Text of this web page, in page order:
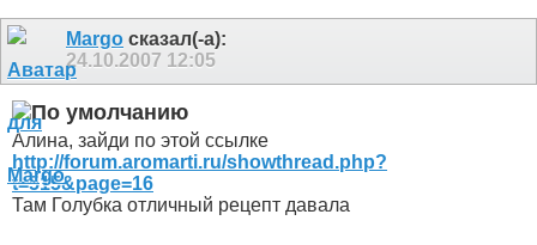
Margo сказал(-а):
24.10.2007 12:05
Алина, зайди по этой ссылке
http://forum.aromarti.ru/showthread.php?
t=515&page=16
Там Голубка отличный рецепт давала